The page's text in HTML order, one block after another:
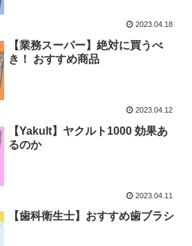
2023.04.18
【業務スーパー】絶対に買うべ
き！ おすすめ商品
2023.04.12
【Yakult】ヤクルト1000 効果あ
るのか
2023.04.11
【歯科衛生士】おすすめ歯ブラシ